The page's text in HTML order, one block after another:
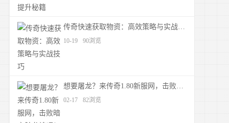
传奇快速获取物资：高效策略与实战技巧
10-19 90浏览
想要屠龙？来传奇1.80新服网，击败暗之触龙神吧！
02-17 82浏览